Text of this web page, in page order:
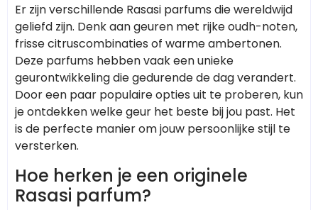
Er zijn verschillende Rasasi parfums die wereldwijd
geliefd zijn. Denk aan geuren met rijke oudh-noten,
frisse citruscombinaties of warme ambertonen.
Deze parfums hebben vaak een unieke
geurontwikkeling die gedurende de dag verandert.
Door een paar populaire opties uit te proberen, kun
je ontdekken welke geur het beste bij jou past. Het
is de perfecte manier om jouw persoonlijke stijl te
versterken.
Hoe herken je een originele
Rasasi parfum?